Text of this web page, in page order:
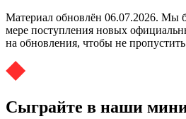
Материал обновлён 06.07.2026. Мы
мере поступления новых
на обновления, чтобы не
Сыграйте в наши